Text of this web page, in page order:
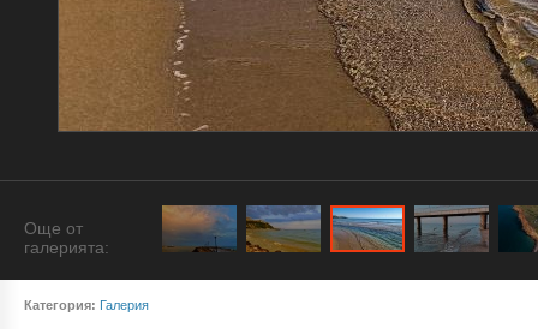
Още от
галерията:
Категория: Галерия